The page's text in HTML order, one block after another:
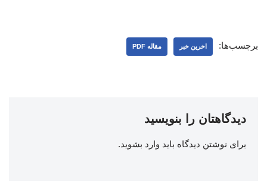
برچسب‌ها: اخرین خبر مقاله PDF
دیدگاهتان را بنویسید
برای نوشتن دیدگاه باید وارد بشوید.